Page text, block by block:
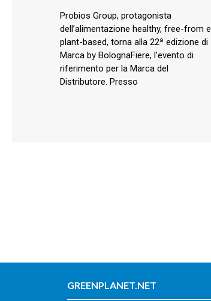
Probios Group, protagonista
dell’alimentazione healthy, free-from e
plant-based, torna alla 22ª edizione di
Marca by BolognaFiere, l’evento di
riferimento per la Marca del
Distributore. Presso
GREENPLANET.NET